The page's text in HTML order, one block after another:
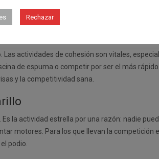
entre risas durante años. Pero
en el equilibrio. No pretendas encadenar
guardando siempre un as bajo la
actividades de cohesión son vitales,
de espuma o competir por ser el más
y la competitividad sana.
Es la actividad estrella por una razón: nadie
motores. Para los que llevan la competición
podio.
Rechazar